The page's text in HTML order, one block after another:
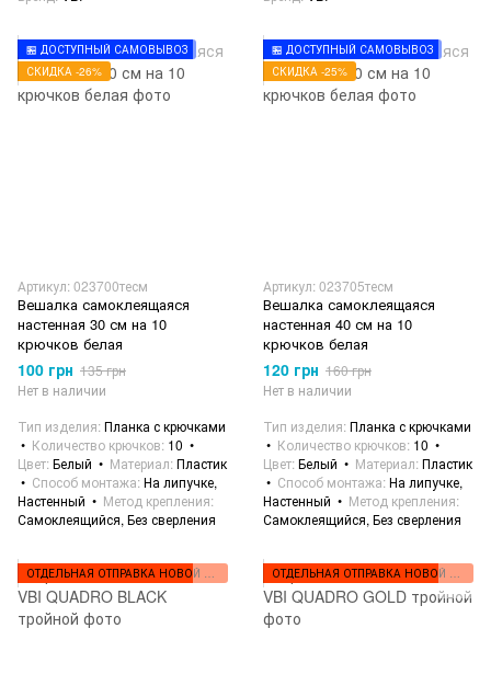
🏪 ДОСТУПНЫЙ САМОВЫВОЗ
СКИДКА -26%
Артикул: 023700тесм
Вешалка самоклеящаяся
настенная 30 см на 10
крючков белая
100 грн 135 грн
Нет в наличии
Тип изделия Планка с крючками
Количество крючков 10
Цвет Белый Материал Пластик
Способ монтажа На липучке,
Настенный
Метод крепления
Самоклеящийся, Без сверления
🏪 ДОСТУПНЫЙ САМОВЫВОЗ
СКИДКА -25%
Артикул: 023705тесм
Вешалка самоклеящаяся
настенная 40 см на 10
крючков белая
120 грн 160 грн
Нет в наличии
Тип изделия Планка с крючками
Количество крючков 10
Цвет Белый Материал Пластик
Способ монтажа На липучке,
Настенный
Метод крепления
Самоклеящийся, Без сверления
ОТДЕЛЬНАЯ ОТПРАВКА НОВОЙ ПОЧТОЙ ОТДЕЛЬНАЯ ОТПРАВКА НОВОЙ ПОЧТОЙ